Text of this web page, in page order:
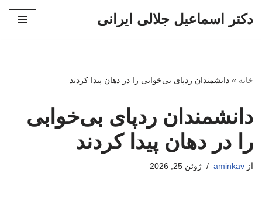
دکتر اسماعیل جلالی ایرانی
خانه » دانشمندان ردپای بی‌خوابی را در دهان پیدا کردند
دانشمندان ردپای بی‌خوابی
را در دهان پیدا کردند
از aminkav ژوئن 25, 2026